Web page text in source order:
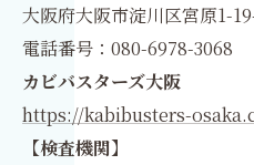
大阪府大阪市淀川区宮原1-
電話番号：080-6978-3068
カビバスターズ大阪
https://kabibusters-
【検査機関】